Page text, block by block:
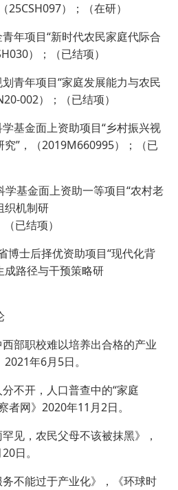
25CSH097）；（在研）
年项目“新时代农民家庭代际合
）；（已结项）
青年项目“家庭发展能力与农民
002）；（已结项）
基金面上资助项目“乡村振兴视
”，（2019M660995）；（已
学基金面上资助一等项目“农村老
织机制研
已结项）
博士后择优资助项目“现代化背
成路径与干预策略研
部职校难以培养出合格的产业
年6月5日。
不开，人口普查中的“家庭
者网》2020年11月2日。
见，农民父母不该被抹黑》，
日。
不能过于产业化》，《环球时